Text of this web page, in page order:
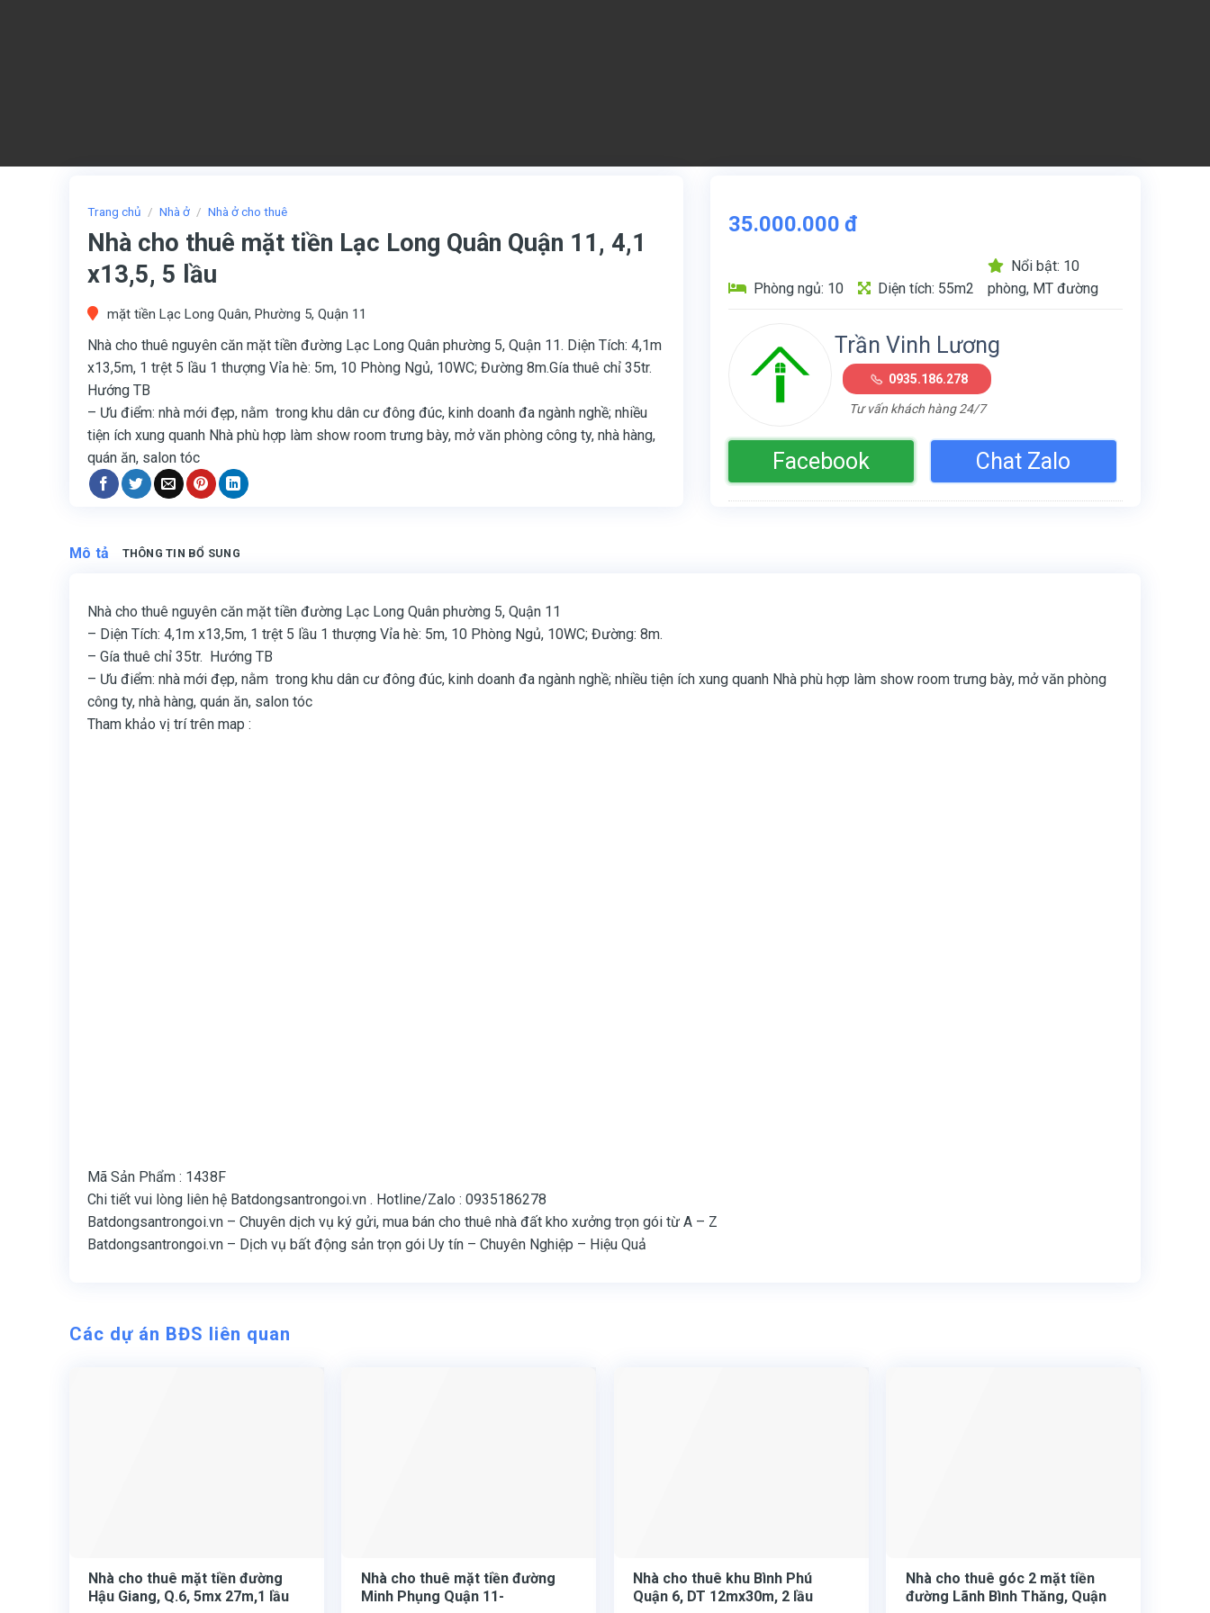
Trang chủ / Nhà ở / Nhà ở cho thuê
Nhà cho thuê mặt tiền Lạc Long Quân Quận 11, 4,1
x13,5, 5 lầu
mặt tiền Lạc Long Quân, Phường 5, Quận 11
Nhà cho thuê nguyên căn mặt tiền đường Lạc Long Quân phường 5, Quận 11. Diện Tích: 4,1m
x13,5m, 1 trệt 5 lầu 1 thượng Vỉa hè: 5m, 10 Phòng Ngủ, 10WC; Đường 8m.Gía thuê chỉ 35tr.
Hướng TB
– Ưu điểm: nhà mới đẹp, nằm trong khu dân cư đông đúc, kinh doanh đa ngành nghề; nhiều
tiện ích xung quanh Nhà phù hợp làm show room trưng bày, mở văn phòng công ty, nhà hàng,
quán ăn, salon tóc
35.000.000 đ
Phòng ngủ: 10 Diện tích: 55m2
Nổi bật: 10
phòng, MT đường
Trần Vinh Lương
0935.186.278
Tư vấn khách hàng 24/7
Facebook Chat Zalo
Mô tả THÔNG TIN BỔ SUNG
Nhà cho thuê nguyên căn mặt tiền đường Lạc Long Quân phường 5, Quận 11
– Diện Tích: 4,1m x13,5m, 1 trệt 5 lầu 1 thượng Vỉa hè: 5m, 10 Phòng Ngủ, 10WC; Đường: 8m.
– Gía thuê chỉ 35tr. Hướng TB
– Ưu điểm: nhà mới đẹp, nằm trong khu dân cư đông đúc, kinh doanh đa ngành nghề; nhiều tiện ích xung quanh Nhà phù hợp làm show room trưng bày, mở văn phòng
công ty, nhà hàng, quán ăn, salon tóc
Tham khảo vị trí trên map :
Mã Sản Phẩm : 1438F
Chi tiết vui lòng liên hệ Batdongsantrongoi.vn . Hotline/Zalo : 0935186278
Batdongsantrongoi.vn – Chuyên dịch vụ ký gửi, mua bán cho thuê nhà đất kho xưởng trọn gói từ A – Z
Batdongsantrongoi.vn – Dịch vụ bất động sản trọn gói Uy tín – Chuyên Nghiệp – Hiệu Quả
Các dự án BĐS liên quan
Nhà cho thuê mặt tiền đường
Hậu Giang, Q.6, 5mx 27m,1 lầu
Nhà cho thuê mặt tiền đường
Minh Phụng Quận 11-
Nhà cho thuê khu Bình Phú
Quận 6, DT 12mx30m, 2 lầu
Nhà cho thuê góc 2 mặt tiền
đường Lãnh Bình Thăng, Quận